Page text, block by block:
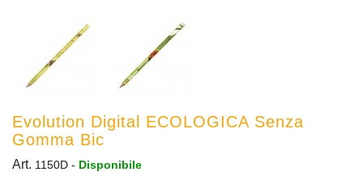
Evolution Digital ECOLOGICA Senza
Gomma Bic
Art. 1150D - Disponibile